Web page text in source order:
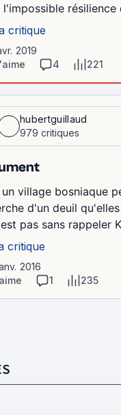
l'impossible résilience
critique
2019
4 221
hubertguillaud
979 critiques
un village bosniaque
d'un deuil
pas sans rappeler
critique
2016
1 235